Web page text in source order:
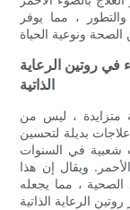
، مما يوفر
في روتين الرعاية
الذاتية
متزايدة ، ليس من
بديلة لتحسين
شعبية في السنوات
ويقال إن هذا
الصحية ، مما يجعله